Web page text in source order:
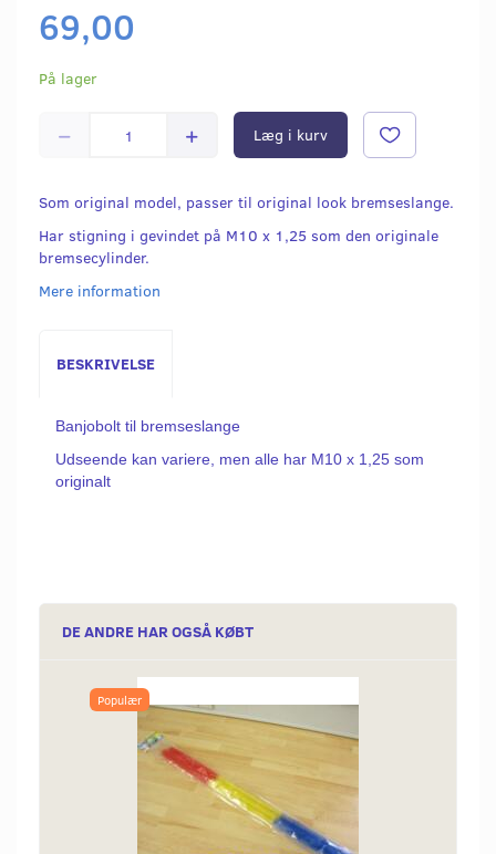
69,00
På lager
Læg i kurv
Som original model, passer til original look bremseslange.
Har stigning i gevindet på M10 x 1,25 som den originale
bremsecylinder.
Mere information
BESKRIVELSE
Banjobolt til bremseslange
Udseende kan variere, men alle har M10 x 1,25 som
originalt
DE ANDRE HAR OGSÅ KØBT
Populær